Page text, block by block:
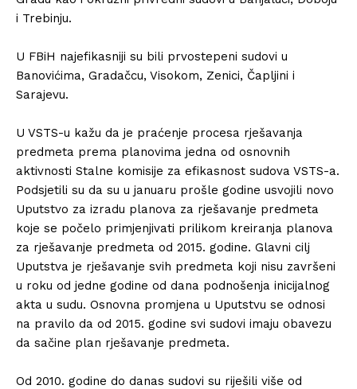
i Trebinju.
U FBiH najefikasniji su bili prvostepeni sudovi u
Banovićima, Gradačcu, Visokom, Zenici, Čapljini i
Sarajevu.
U VSTS-u kažu da je praćenje procesa rješavanja
predmeta prema planovima jedna od osnovnih
aktivnosti Stalne komisije za efikasnost sudova VSTS-a.
Podsjetili su da su u januaru prošle godine usvojili novo
Uputstvo za izradu planova za rješavanje predmeta
koje se počelo primjenjivati prilikom kreiranja planova
za rješavanje predmeta od 2015. godine. Glavni cilj
Uputstva je rješavanje svih predmeta koji nisu završeni
u roku od jedne godine od dana podnošenja inicijalnog
akta u sudu. Osnovna promjena u Uputstvu se odnosi
na pravilo da od 2015. godine svi sudovi imaju obavezu
da sačine plan rješavanje predmeta.
Od 2010. godine do danas sudovi su riješili više od